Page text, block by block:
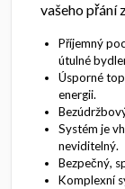
vašeho přání
Příjemný
útulné
Úsporné
energii.
Systém je
neviditelný.
Bezpečný,
Komplexní